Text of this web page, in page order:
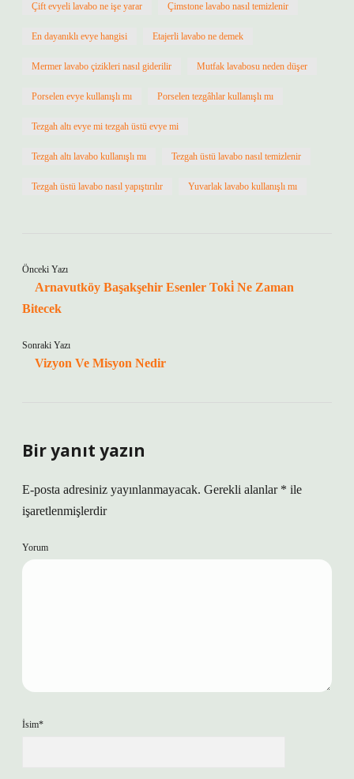
Çift evyeli lavabo ne işe yarar Çimstone lavabo nasıl temizlenir
En dayanıklı evye hangisi Etajerli lavabo ne demek
Mermer lavabo çizikleri nasıl giderilir Mutfak lavabosu neden düşer
Porselen evye kullanışlı mı Porselen tezgâhlar kullanışlı mı
Tezgah altı evye mi tezgah üstü evye mi
Tezgah altı lavabo kullanışlı mı Tezgah üstü lavabo nasıl temizlenir
Tezgah üstü lavabo nasıl yapıştırılır Yuvarlak lavabo kullanışlı mı
Önceki Yazı
Arnavutköy Başakşehir Esenler Toki̇ Ne Zaman
Bitecek
Sonraki Yazı
Vizyon Ve Misyon Nedir
Bir yanıt yazın
E-posta adresiniz yayınlanmayacak. Gerekli alanlar * ile
işaretlenmişlerdir
Yorum
İsim*